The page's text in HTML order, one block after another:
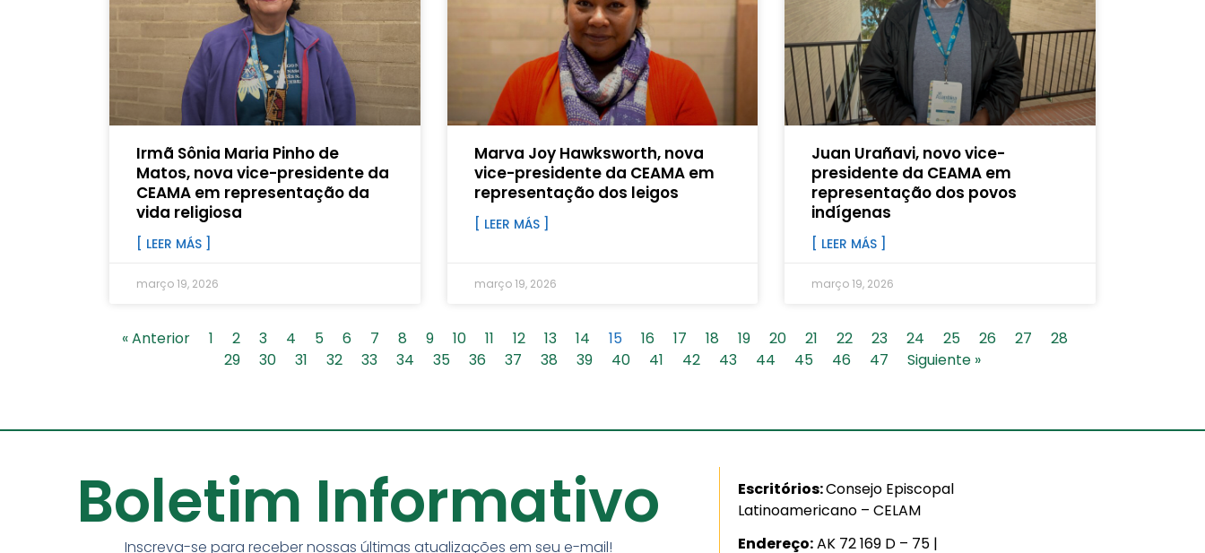
Irmã Sônia Maria Pinho de
Matos, nova vice-presidente da
CEAMA em representação da
vida religiosa
[ LEER MÁS ]
março 19, 2026
Marva Joy Hawksworth, nova
vice-presidente da CEAMA em
representação dos leigos
[ LEER MÁS ]
março 19, 2026
Juan Urañavi, novo vice-
presidente da CEAMA em
representação dos povos
indígenas
[ LEER MÁS ]
março 19, 2026
« Anterior 1 2 3 4 5 6 7 8 9 10 11 12 13 14 15 16 17 18 19 20 21 22 23 24 25 26 27
28
29
30 31 32 33 34 35 36 37 38 39 40 41 42 43 44 45 46 47 Siguiente »
Boletim Informativo
Inscreva-se para receber nossas últimas atualizações em seu e-mail!
Escritórios:Consejo Episcopal
Latinoamericano – CELAM
Endereço:AK 72 169 D – 75 |